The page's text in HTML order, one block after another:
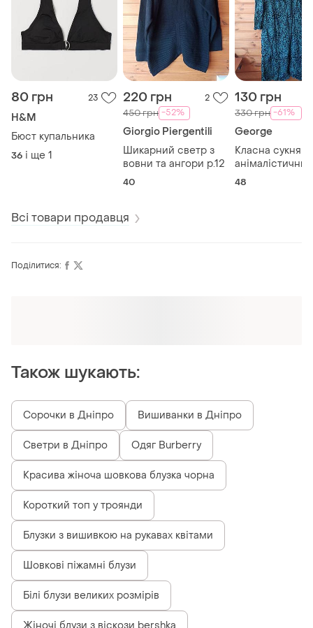
80 грн 23
H&M
Бюст купальника
36 і ще 1
220 грн 2
450 грн -52%
Giorgio Piergentili
Шикарний светр з
вовни та ангори р.12
40
130 грн
330 грн -61%
George
Класна сукня в
анімалістичний
принт р.20
48
Всі товари продавця
Поділитися:
Також шукають: